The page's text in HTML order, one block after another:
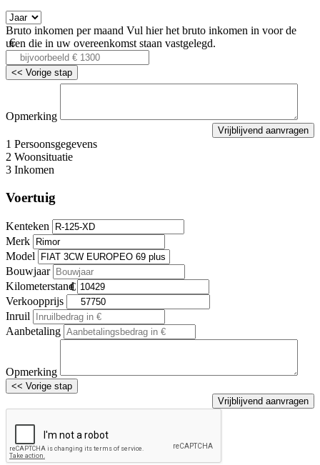
Bruto inkomen per maand Vul hier het bruto inkomen in voor de
uren die in uw overeenkomst staan vastgelegd.
<< Vorige stap
Opmerking
1 Persoonsgegevens
2 Woonsituatie
3 Inkomen
Voertuig
Kenteken
Merk
Model
Bouwjaar
Kilometerstand
Verkoopprijs
Inruil
Aanbetaling
Opmerking
<< Vorige stap